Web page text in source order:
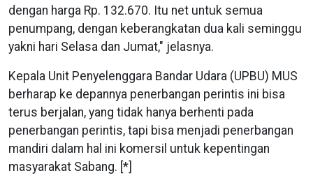
dengan harga Rp. 132.670. Itu net untuk semua
penumpang, dengan keberangkatan dua kali seminggu
yakni hari Selasa dan Jumat," jelasnya.
Kepala Unit Penyelenggara Bandar Udara (UPBU) MUS
berharap ke depannya penerbangan perintis ini bisa
terus berjalan, yang tidak hanya berhenti pada
penerbangan perintis, tapi bisa menjadi penerbangan
mandiri dalam hal ini komersil untuk kepentingan
masyarakat Sabang. [*]